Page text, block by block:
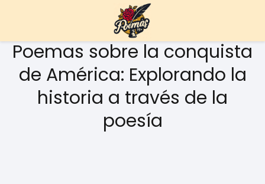
Poemas sobre la conquista
de América: Explorando la
historia a través de la
poesía